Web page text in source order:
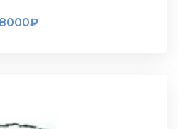
8000₽